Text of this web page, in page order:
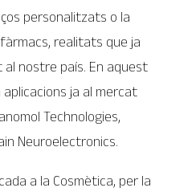
personalitzats o la
realitats que ja
al nostre país. En aquest
ja al mercat
Technologies,
Neuroelectronics.
a la Cosmètica, per la